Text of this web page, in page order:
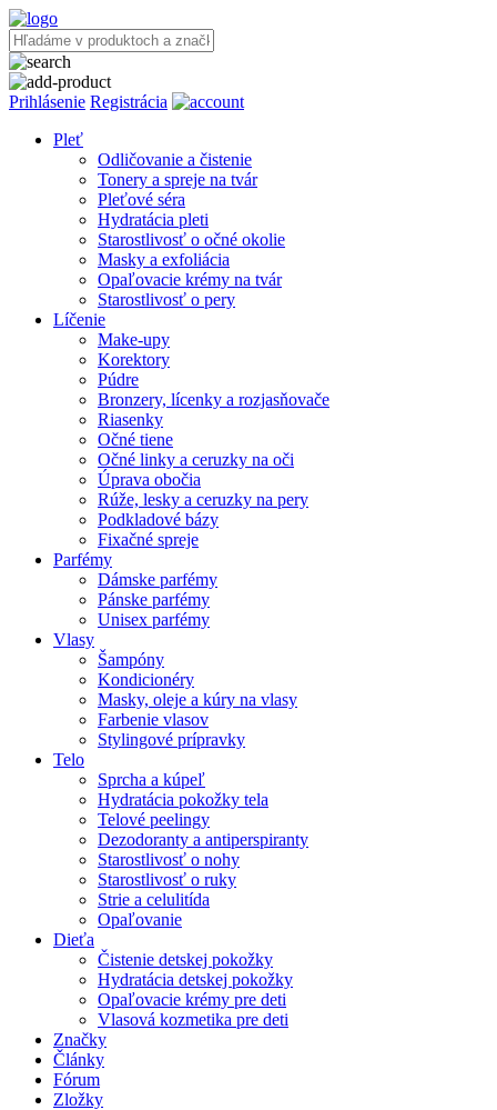
Prihlásenie Registrácia
Pleť
Odličovanie a čistenie
Tonery a spreje na tvár
Pleťové séra
Hydratácia pleti
Starostlivosť o očné okolie
Masky a exfoliácia
Opaľovacie krémy na tvár
Starostlivosť o pery
Líčenie
Make-upy
Korektory
Púdre
Bronzery, lícenky a rozjasňovače
Riasenky
Očné tiene
Očné linky a ceruzky na oči
Úprava obočia
Rúže, lesky a ceruzky na pery
Podkladové bázy
Fixačné spreje
Parfémy
Dámske parfémy
Pánske parfémy
Unisex parfémy
Vlasy
Šampóny
Kondicionéry
Masky, oleje a kúry na vlasy
Farbenie vlasov
Stylingové prípravky
Telo
Sprcha a kúpeľ
Hydratácia pokožky tela
Telové peelingy
Dezodoranty a antiperspiranty
Starostlivosť o nohy
Starostlivosť o ruky
Strie a celulitída
Opaľovanie
Dieťa
Čistenie detskej pokožky
Hydratácia detskej pokožky
Opaľovacie krémy pre deti
Vlasová kozmetika pre deti
Značky
Články
Fórum
Zložky